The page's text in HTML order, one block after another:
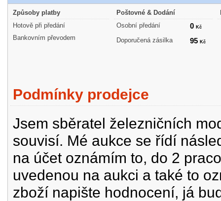
Způsoby platby
Hotově při předání
Bankovním převodem
Poštovné & Dodání
Osobní předání
0 Kč
Doporučená zásilka 95 Kč
Podmínky prodejce
Jsem sběratel železničních
souvisí. Mé aukce se řídí
na účet oznámím to, do 2
uvedenou na aukci a také to
zboží napište hodnocení, já